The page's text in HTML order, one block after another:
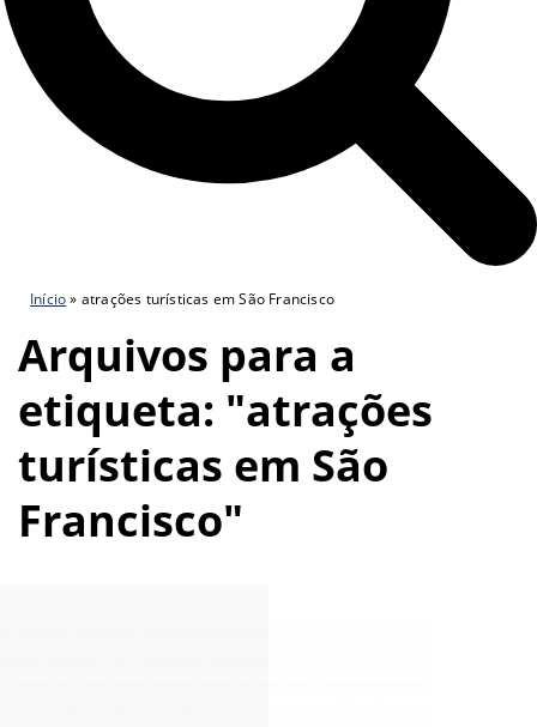
Início» atrações turísticas em São Francisco
Arquivos para a
etiqueta: "atrações
turísticas em São
Francisco"